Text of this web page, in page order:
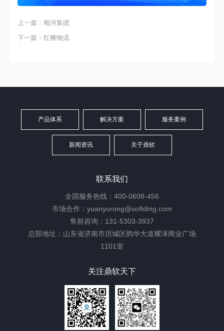
上一篇：顺河集团
下一篇：红狮物流
产品体系 解决方案 服务案例
新闻资讯 关于鼎软
联系我们
全国服务热线：400-0608-456
市场合作：yuanyurong@softding.com
售前咨询：131-5303-3937
总部地址：山东省济南市历城区鹊华大道耀泽商业广场
1101室
关注鼎软天下